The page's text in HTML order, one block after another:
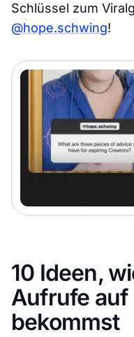
Schlüssel zum
@hope.schwing!
10 Ideen,
Aufrufe auf
bekommst